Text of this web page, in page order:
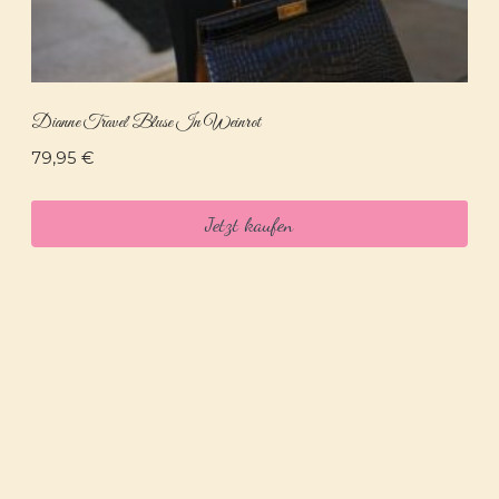
Dianne Travel Bluse In Weinrot
79,95 €
Jetzt kaufen